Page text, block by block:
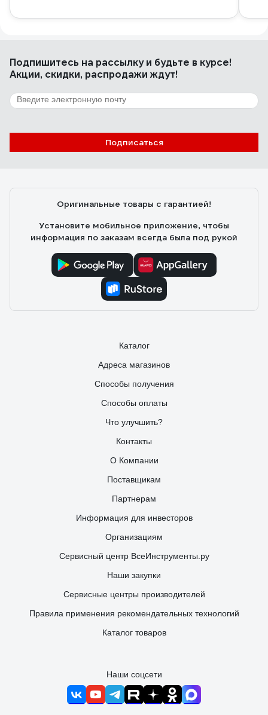
Подпишитесь на рассылкуи будьте в курсе!
Акции, скидки, распродажи ждут!
Подписаться
Оригинальные товары с гарантией!
Установите мобильное приложение, чтобы
информация по заказам всегда была под рукой
Каталог
Адреса магазинов
Способы получения
Способы оплаты
Что улучшить?
Контакты
О Компании
Поставщикам
Партнерам
Информация для инвесторов
Организациям
Сервисный центр ВсеИнструменты.ру
Наши закупки
Сервисные центры производителей
Правила применения рекомендательных технологий
Каталог товаров
Наши соцсети